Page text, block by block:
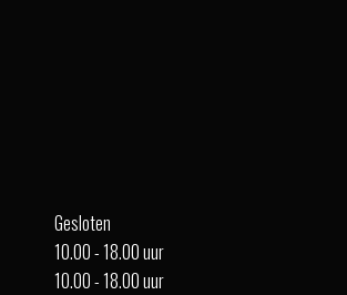
Gesloten
10.00 - 18.00 uur
10.00 - 18.00 uur